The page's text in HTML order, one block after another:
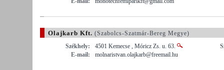
Olajkarb Kft. (Szabolcs-Szatmár-Bereg Megye)
Székhely:
4501 Kemecse , Móricz Zs. u. 63.
E-mail:
molnaristvan.olajkarb@freemail.hu